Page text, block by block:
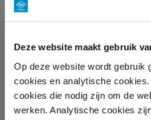
Deze website maakt gebruik
Op deze website wordt gebruik
cookies en analytische
cookies die nodig zijn om de
werken. Analytische cookies
Zet aan om naar de website
CAMPAGNERESULTATEN